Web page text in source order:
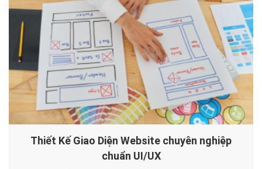
Thiết Kế Giao Diện Website chuyên nghiệp
chuẩn UI/UX